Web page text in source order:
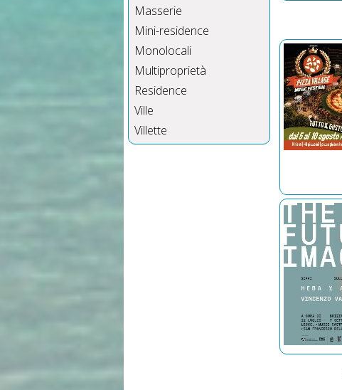
Masserie
Mini-residence
Monolocali
Multiproprietà
Residence
Ville
Villette